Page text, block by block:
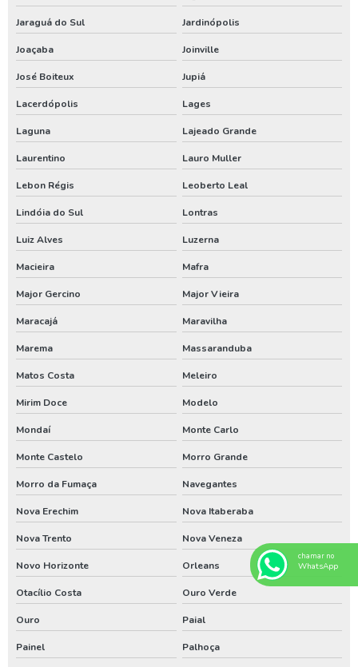
Locação de compressor de ar a diesel
Locação de compressor de ar comprimido
Locação de gerador
Locação de gerador de energia
Locação de gerador preço
Locação de gerador valor
Locação gerador 250 kva
Valor locação gerador de energia
Aluguel de compressor de ar em sc
Aluguel de compressor de ar no pr
Bomba de poço artesiano em santa catarina
Bomba de poço artesiano no paraná
Bomba de poço artesiano no rio grande do sul
Bomba submersa para poço em sc
Bomba submersa para poço no pr
Bomba submersa para poço no rs
Empresa de poço artesiano no sul do brasil
Empresa especializada em limpeza de poço artesiano
Especialista em perfuração de poço no paraná
Especialista em perfuração de poço no rio grande do sul
Jaraguá do Sul Jardinópolis
Joaçaba Joinville
José Boiteux Jupiá
Lacerdópolis Lages
Laguna Lajeado Grande
Laurentino Lauro Muller
Lebon Régis Leoberto Leal
Lindóia do Sul Lontras
Luiz Alves Luzerna
Macieira Mafra
Major Gercino Major Vieira
Maracajá Maravilha
Marema Massaranduba
Matos Costa Meleiro
Mirim Doce Modelo
Mondaí Monte Carlo
Monte Castelo Morro Grande
Morro da Fumaça Navegantes
Nova Erechim Nova Itaberaba
Nova Trento Nova Veneza
Novo Horizonte Orleans
Otacílio Costa Ouro Verde
Ouro Paial
Painel Palhoça
chamar no
WhatsApp